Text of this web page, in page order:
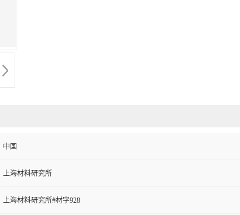
中国
上海材料研究所
上海材料研究所#材字928